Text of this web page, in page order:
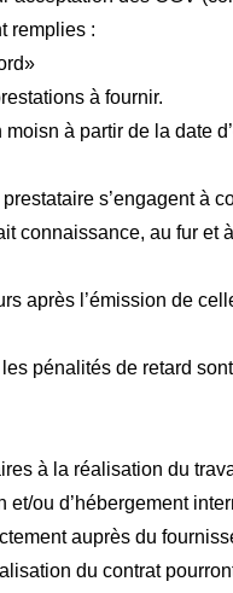
remplies :
à fournir.
à partir de la date
s’engagent à
connaissance, au fur et
après l’émission de
pénalités de retard
à la réalisation du
et/ou d’hébergement
auprès du
du contrat